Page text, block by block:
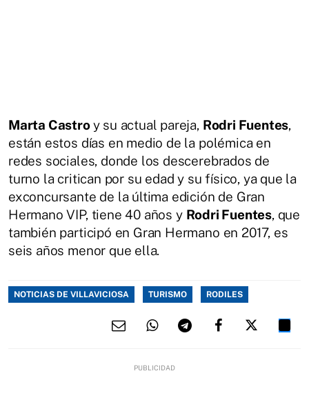
Marta Castroy su actual pareja, Rodri Fuentes,
están estos días en medio de la polémica en
redes sociales, donde los descerebrados de
turno la critican por su edad y su físico, ya que la
exconcursante de la última edición de Gran
Hermano VIP, tiene 40 años y Rodri Fuentes, que
también participó en Gran Hermano en 2017, es
seis años menor que ella.
NOTICIAS DE VILLAVICIOSA TURISMO RODILES